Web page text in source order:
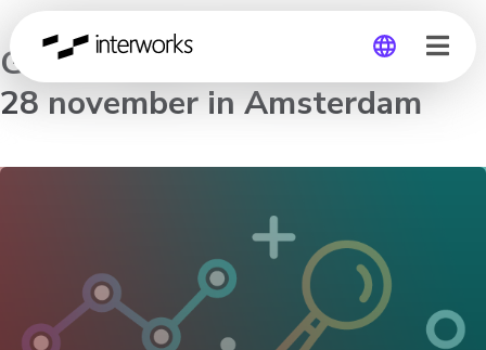
Global
Germany
Gratis Tableau-Workshop op
28 november in Amsterdam